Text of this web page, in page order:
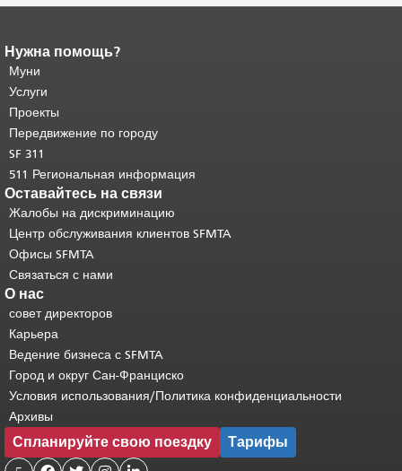
Конец содержимого
страницы.
страницы повторяется на каждой
странице.
основного содержимого .
Нужна помощь?
Муни
Услуги
Проекты
Передвижение по городу
SF 311
511 Региональная информация
Оставайтесь на связи
Жалобы на дискриминацию
Центр обслуживания клиентов SFMTA
Офисы SFMTA
Связаться с нами
О нас
совет директоров
Карьера
Ведение бизнеса с SFMTA
Город и округ Сан-Франциско
Условия использования/Политика конфиденциальности
Архивы
Спланируйте свою поездку Тарифы